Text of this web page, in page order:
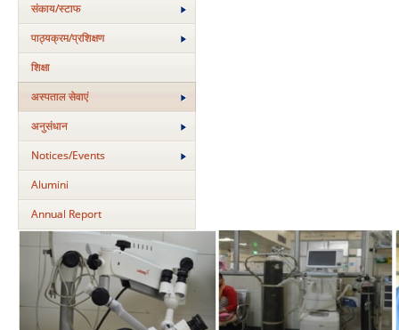
संकाय/स्‍टाफ
पाठ्यक्रम/प्रशिक्षण
शिक्षा
अस्‍पताल सेवाएं
अनुसंधान
Notices/Events
Alumini
Annual Report